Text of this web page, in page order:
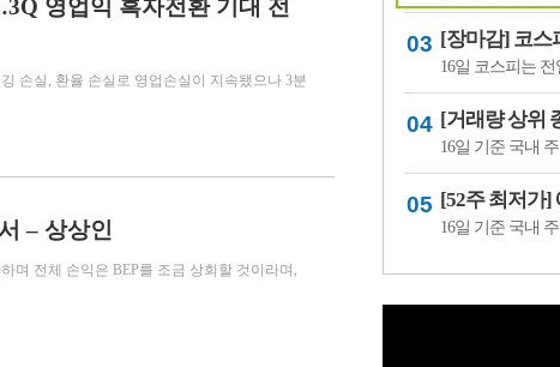
영업익 흑자전환 기대 전
손실, 환율 손실로 영업손실이 지속됐으나 3분
– 상상인
며 전체 손익은 BEP를 조금 상회할 것이라며,